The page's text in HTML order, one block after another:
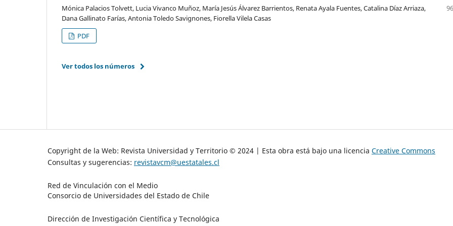
Mónica Palacios Tolvett, Lucia Vivanco Muñoz, María Jesús Álvarez Barrientos, Renata Ayala Fuentes, Catalina Díaz Arriaza,
Dana Gallinato Farías, Antonia Toledo Savignones, Fiorella Vilela Casas
PDF
Ver todos los números
Copyright de la Web: Revista Universidad y Territorio © 2024 | Esta obra está bajo una licencia Creative Commons
Consultas y sugerencias: revistavcm@uestatales.cl
Red de Vinculación con el Medio
Consorcio de Universidades del Estado de Chile
Dirección de Investigación Científica y Tecnológica